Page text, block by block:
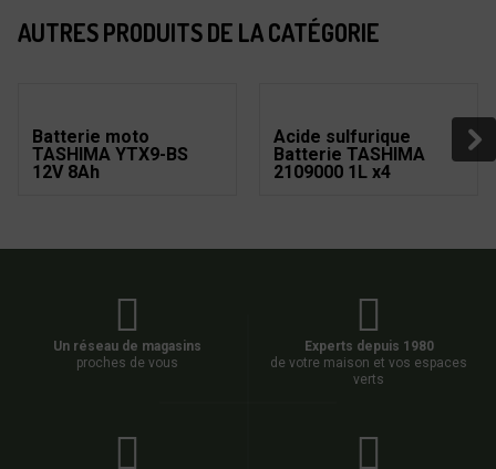
AUTRES PRODUITS DE LA CATÉGORIE
Batterie moto
TASHIMA YTX9-BS
12V 8Ah
Acide sulfurique
Batterie TASHIMA
2109000 1L x4
Un réseau de magasins
proches de vous
Experts depuis 1980
de votre maison et vos espaces
verts